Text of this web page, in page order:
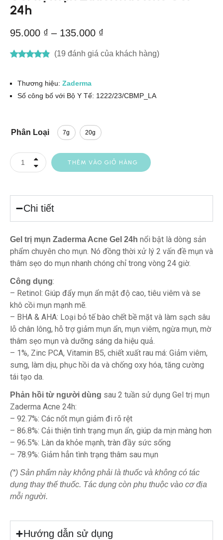
24h
95.000 ₫ – 135.000 ₫
(19 đánh giá của khách hàng)
Thương hiệu: Zaderma
Số công bố với Bộ Y Tế: 1222/23/CBMP_LA
Phân Loại 7g 20g
THÊM VÀO GIỎ HÀNG
Chi tiết
Gel trị mụn Zaderma Acne Gel 24h nổi bật là dòng sản
phẩm chuyên cho mụn. Nó đồng thời xử lý 2 vấn đề mụn và
thâm sẹo do mụn nhanh chóng chỉ trong vòng 24 giờ.
Công dụng:
– Retinol: Giúp đẩy mụn ẩn mật độ cao, tiêu viêm và se
khô cồi mụn mạnh mẽ.
– BHA & AHA: Loại bỏ tế bào chết bề mặt và làm sạch sâu
lỗ chân lông, hỗ trợ giảm mụn ẩn, mụn viêm, ngừa mụn, mờ
thâm sẹo mụn và dưỡng sáng da hiệu quả.
– 1%, Zinc PCA, Vitamin B5, chiết xuất rau má: Giảm viêm,
sưng, làm dịu, phục hồi da và chống oxy hóa, tăng cường
tái tạo da.
Phản hồi từ người dùng sau 2 tuần sử dụng Gel trị mụn
Zaderma Acne 24h:
– 92.7%: Các nốt mụn giảm đi rõ rệt
– 86.8%: Cải thiện tình trạng mụn ẩn, giúp da mịn màng hơn
– 96.5%: Làn da khỏe mạnh, tràn đầy sức sống
– 78.9%: Giảm hẳn tình trạng thâm sau mụn
(*) Sản phẩm này không phải là thuốc và không có tác
dụng thay thế thuốc. Tác dụng còn phụ thuộc vào cơ địa
mỗi người.
Hướng dẫn sử dụng